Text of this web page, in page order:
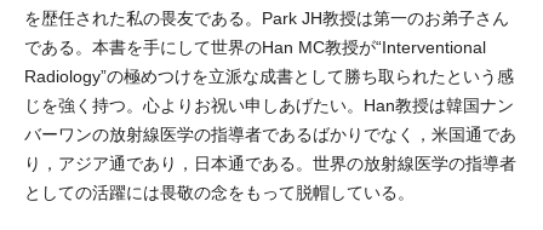
を歴任された私の畏友である。Park JH教授は第一のお弟子さん
である。本書を手にして世界のHan MC教授が“Interventional
Radiology”の極めつけを立派な成書として勝ち取られたという感
じを強く持つ。心よりお祝い申しあげたい。Han教授は韓国ナン
バーワンの放射線医学の指導者であるばかりでなく，米国通であ
り，アジア通であり，日本通である。世界の放射線医学の指導者
としての活躍には畏敬の念をもって脱帽している。